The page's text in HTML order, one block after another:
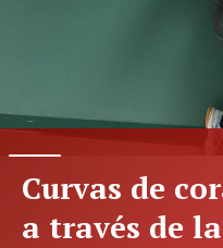
Curvas de
a través de